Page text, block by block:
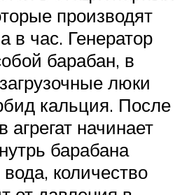
производят
в час. Генератор
барабан, в
люки
кальция. После
начинает
барабана
количество